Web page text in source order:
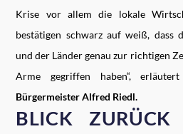
Krise vor allem die lokale
bestätigen schwarz auf weiß, dass
und der Länder genau zur richtigen
Arme gegriffen haben“, erläutert
Bürgermeister Alfred Riedl.
BLICK ZURÜCK